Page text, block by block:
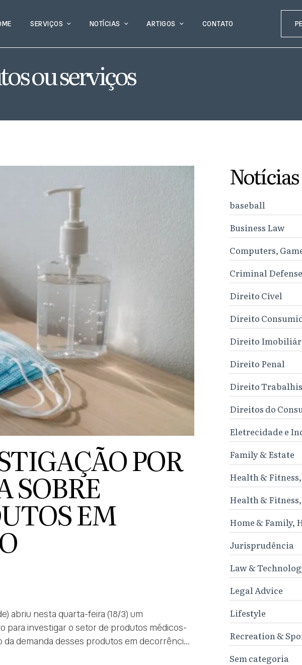
SERVIÇOS NOTÍCIAS ARTIGOS CONTATO
ou serviços
POR
SOBRE
EM
abriu nesta quarta-feira (18/3) um
para investigar o setor de produtos médicos-
demanda desses produtos em decorrência
Notícias
baseball
Business Law
Computers,
Criminal Defense
Direito Cível
Direito
Direito
Direito Penal
Direito
Direitos do
Eletrecidade e
Family & Estate
Health &
Health &
Home & Family,
Jurisprudência
Law &
Legal Advice
Lifestyle
Recreation &
Sem categoria